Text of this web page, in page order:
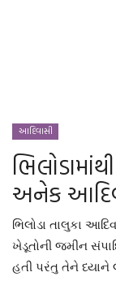
લઘુમતી
સ્પેશ્યલ સ્ટોરી
વિચાર સાહિત્ય
બહુજનનાયક
આદિવાસી
અનેક
ભિલોડા તાલુકા
ખેડૂતોની જમીન
હતી પરંતુ તેને ધ્યાને